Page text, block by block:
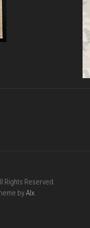
Rights Reserved.
byAlx.